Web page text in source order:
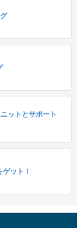
ットとサポート
ット！